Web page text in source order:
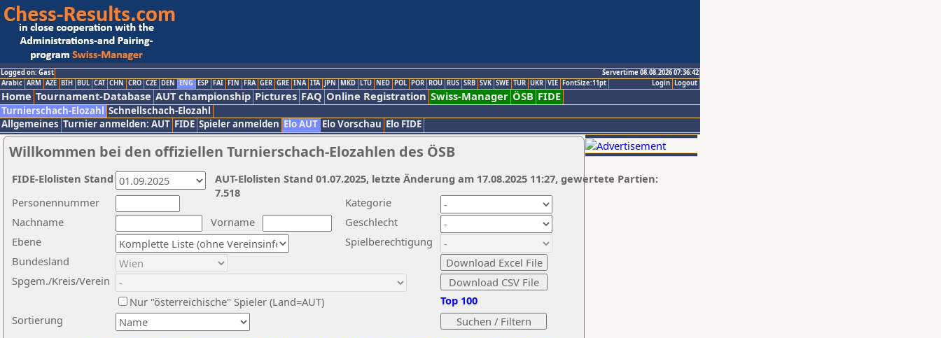
Logged on: Gast
Servertime 08.08.2026 07:36:42
Logout
Login
Arabic ARM AZE BIH BUL CAT CHN CRO CZE DEN ENG ESP FAI FIN FRA GER GRE INA ITA JPN MKD LTU NED POL POR ROU RUS SRB SVK SWE TUR UKR VIE FontSize:11pt
Home Tournament-Database AUT championship Pictures FAQ Online Registration Swiss-Manager ÖSB FIDE
Turnierschach-Elozahl Schnellschach-Elozahl
Allgemeines Turnier anmelden: AUT FIDE Spieler anmelden Elo AUT Elo Vorschau Elo FIDE
Willkommen bei den offiziellen Turnierschach-Elozahlen des ÖSB
Nachname
Vorname
Ebene
Kategorie
Sortierung
Personennummer
Bundesland
Spgem./Kreis/Verein
Geschlecht
Nur "österreichische" Spieler (Land=AUT)
Spielberechtigung
Top 100
AUT-Elolisten Stand 01.07.2025, letzte Änderung am 17.08.2025 11:27, gewertete Partien:
7.518
FIDE-Elolisten Stand